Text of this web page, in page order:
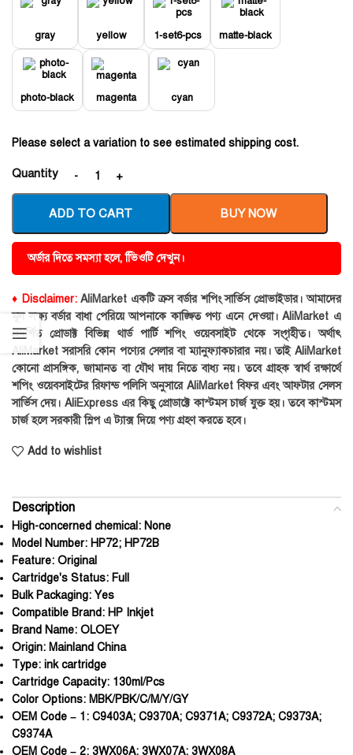
gray yellow 1-set6-pcs matte-black
photo-black magenta cyan
Please select a variation to see estimated shipping cost.
Quantity
ADD TO CART BUY NOW
অর্ডার দিতে সমস্যা হলে, ভিিওটি দেখুন।
♦ Disclaimer:AliMarket একটি ক্রস বর্ডার শপিং সার্ভিস প্রোভাইডার। আমাদের
মূল লক্ষ্য বর্ডার বাধা পেরিয়ে আপনাকে কাঙ্ক্ষিত পণ্য এনে দেওয়া। AliMarket এ
প্রদর্শিত প্রোডাক্ট বিভিন্ন থার্ড পার্টি শপিং ওয়েবসাইট থেকে সংগৃহীত। অর্থাৎ
AliMarket সরাসরি কোন পণ্যের সেলার বা ম্যানুফ্যাকচারার নয়। তাই AliMarket
কোনো প্রাসঙ্গিক, জামানত বা যৌথ দায় নিতে বাধ্য নয়। তবে গ্রাহক স্বার্থ রক্ষার্থে
শপিং ওয়েবসাইটের রিফান্ড পলিসি অনুসারে AliMarket বিফর এবং আফটার সেলস
সার্ভিস দেয়। AliExpress এর কিছু প্রোডাক্টে কাস্টমস চার্জ যুক্ত হয়। তবে কাস্টমস
চার্জ হলে সরকারী স্লিপ এ ট্যাক্স দিয়ে পণ্য গ্রহণ করতে হবে।
Add to wishlist
Description
High-concerned chemical: None
Model Number: HP72; HP72B
Feature: Original
Cartridge's Status: Full
Bulk Packaging: Yes
Compatible Brand: HP Inkjet
Brand Name: OLOEY
Origin: Mainland China
Type: ink cartridge
Cartridge Capacity: 130ml/Pcs
Color Options: MBK/PBK/C/M/Y/GY
OEM Code – 1: C9403A; C9370A; C9371A; C9372A; C9373A;
C9374A
OEM Code – 2: 3WX06A; 3WX07A; 3WX08A